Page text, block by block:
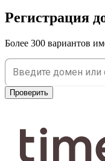
Регистрация
Более 300 вариантов
Проверить